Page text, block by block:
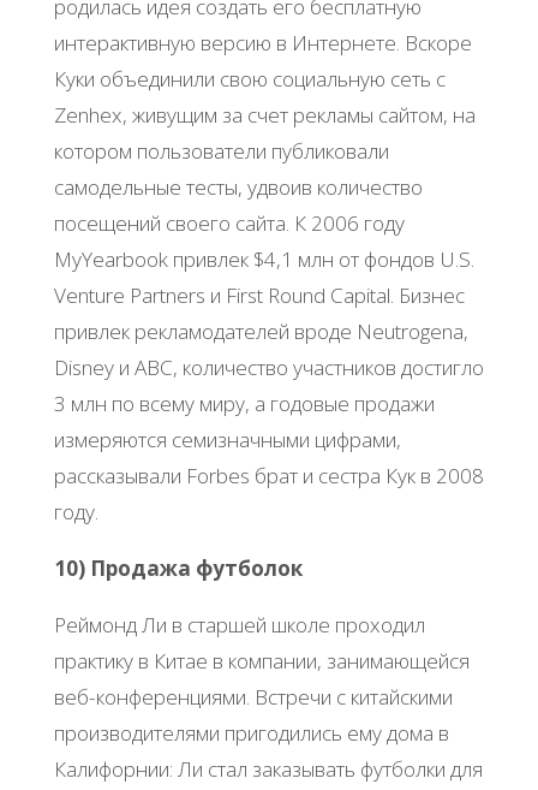
родилась идея создать его бесплатную
интерактивную версию в Интернете. Вскоре
Куки объединили свою социальную сеть с
Zenhex, живущим за счет рекламы сайтом, на
котором пользователи публиковали
самодельные тесты, удвоив количество
посещений своего сайта. К 2006 году
MyYearbook привлек $4,1 млн от фондов U.S.
Venture Partners и First Round Capital. Бизнес
привлек рекламодателей вроде Neutrogena,
Disney и ABC, количество участников достигло
3 млн по всему миру, а годовые продажи
измеряются семизначными цифрами,
рассказывали Forbes брат и сестра Кук в 2008
году.
10) Продажа футболок
Реймонд Ли в старшей школе проходил
практику в Китае в компании, занимающейся
веб-конференциями. Встречи с китайскими
производителями пригодились ему дома в
Калифорнии: Ли стал заказывать футболки для